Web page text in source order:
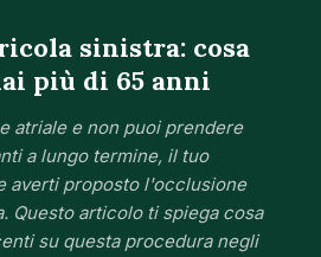
sinistra: cosa
più di 65 anni
atriale e non puoi prendere
a lungo termine, il tuo
averti proposto l'occlusione
Questo articolo ti spiega cosa
su questa procedura negli